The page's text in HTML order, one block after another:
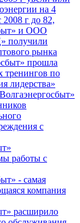
на 4
г до 82,
и ООО
получили
рынка
прошла
тренингов по
лидерства»
с
работы с
- самая
компания
расширило